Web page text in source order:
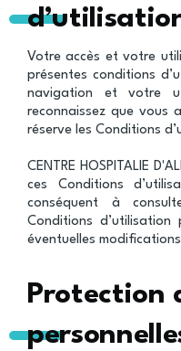
Votre accès et votre
présentes conditions
navigation et votre
reconnaissez que vous
réserve les Conditions
CENTRE HOSPITALIE
ces Conditions
conséquent à
Conditions d’utilisation
éventuelles
Protection